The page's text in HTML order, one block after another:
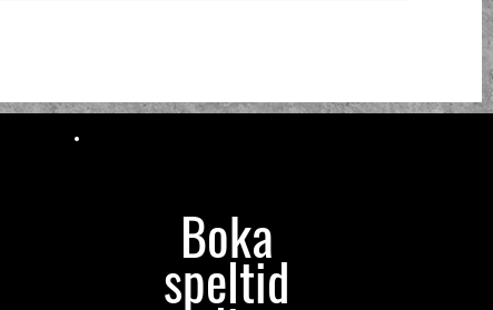
Boka
speltid